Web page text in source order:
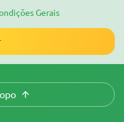
Gerais